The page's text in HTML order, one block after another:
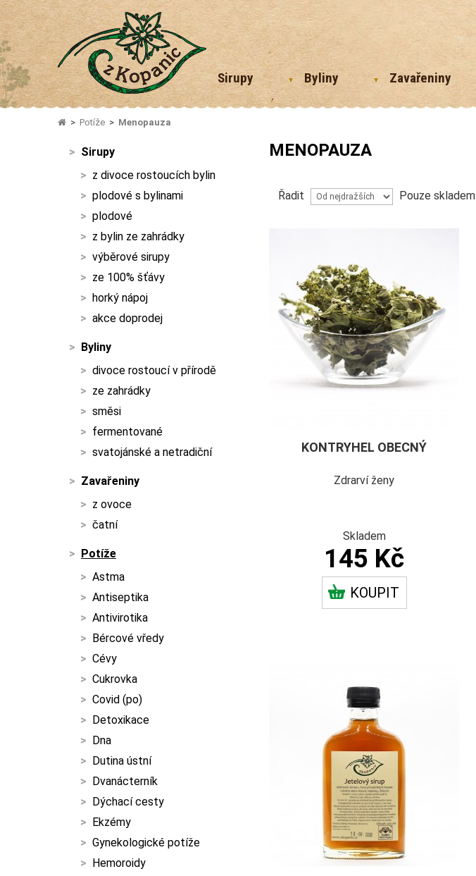
Sirupy Byliny Zavařeniny
Potíže Menopauza
Sirupy
z divoce rostoucích bylin
plodové s bylinami
plodové
z bylin ze zahrádky
výběrové sirupy
ze 100% šťávy
horký nápoj
akce doprodej
Byliny
divoce rostoucí v přírodě
ze zahrádky
směsi
fermentované
svatojánské a netradiční
Zavařeniny
z ovoce
čatní
Potíže
Astma
Antiseptika
Antivirotika
Bércové vředy
Cévy
Cukrovka
Covid (po)
Detoxikace
Dna
Dutina ústní
Dvanácterník
Dýchací cesty
Ekzémy
Gynekologické potíže
Hemoroidy
MENOPAUZA
Řadit Pouze skladem
KONTRYHEL OBECNÝ
Zdrarví ženy
Skladem
145 Kč
KOUPIT